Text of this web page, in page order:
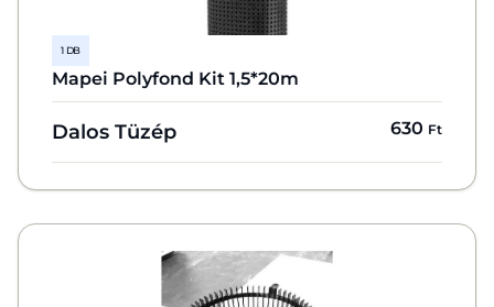
1 DB
Mapei Polyfond Kit 1,5*20m
Dalos Tüzép 630 Ft